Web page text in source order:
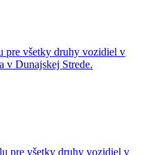
pre všetky druhy vozidiel v
v Dunajskej Strede.
pre všetky druhy vozidiel v